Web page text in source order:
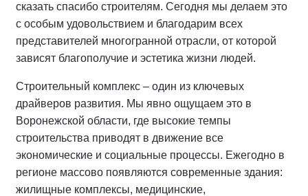
сказать спасибо строителям. Сегодня мы делаем это
с особым удовольствием и благодарим всех
представителей многогранной отрасли, от которой
зависят благополучие и эстетика жизни людей.
Строительный комплекс – один из ключевых
драйверов развития. Мы явно ощущаем это в
Воронежской области, где высокие темпы
строительства приводят в движение все
экономические и социальные процессы. Ежегодно в
регионе массово появляются современные здания:
жилищные комплексы, медицинские,